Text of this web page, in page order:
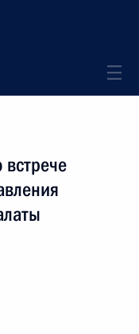
встрече